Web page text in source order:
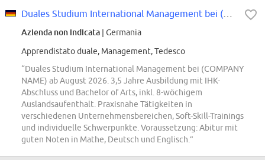
Azienda non indicata | Germania
Apprendistato duale, Management, Tedesco
“Duales Studium International Management bei (COMPANY
NAME) ab August 2026. 3,5 Jahre Ausbildung mit IHK-
Abschluss und Bachelor of Arts, inkl. 8-wöchigem
Auslandsaufenthalt. Praxisnahe Tätigkeiten in
verschiedenen Unternehmensbereichen, Soft-Skill-Trainings
und individuelle Schwerpunkte. Voraussetzung: Abitur mit
guten Noten in Mathe, Deutsch und Englisch.”